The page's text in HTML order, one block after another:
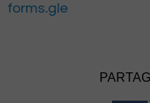
forms.gle